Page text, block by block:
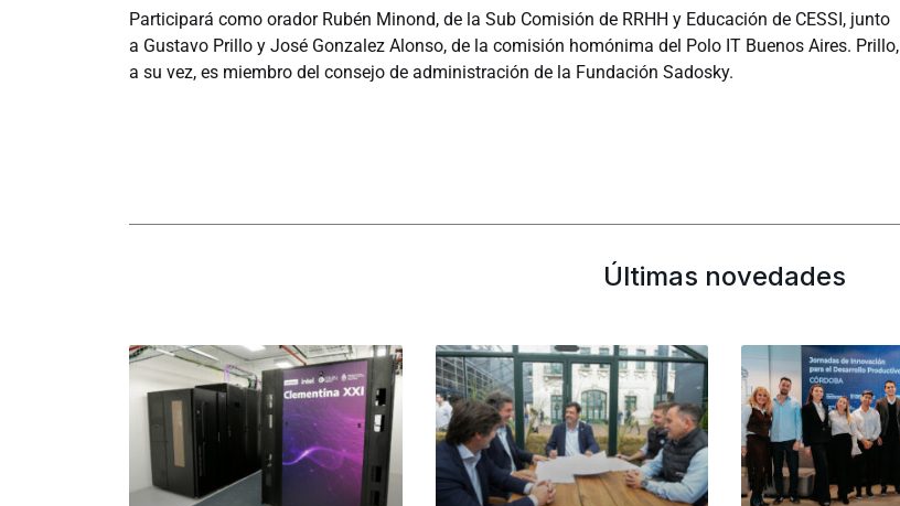
Participará como orador Rubén Minond, de la Sub Comisión de RRHH y Educación de CESSI, junto
a Gustavo Prillo y José Gonzalez Alonso, de la comisión homónima del Polo IT Buenos Aires. Prillo,
a su vez, es miembro del consejo de administración de la Fundación Sadosky.
Últimas novedades